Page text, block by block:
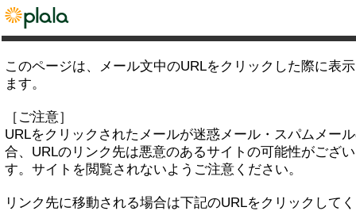
このページは、メール文中のURLをクリックした際に表
ます。
［ご注意］
URLをクリックされたメールが迷惑メール・スパムメー
合、URLのリンク先は悪意のあるサイトの可能性がござ
す。サイトを閲覧されないようご注意ください。
リンク先に移動される場合は下記のURLをクリックして